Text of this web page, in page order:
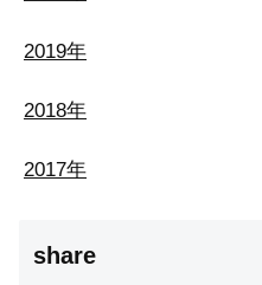
2019年
2018年
2017年
share